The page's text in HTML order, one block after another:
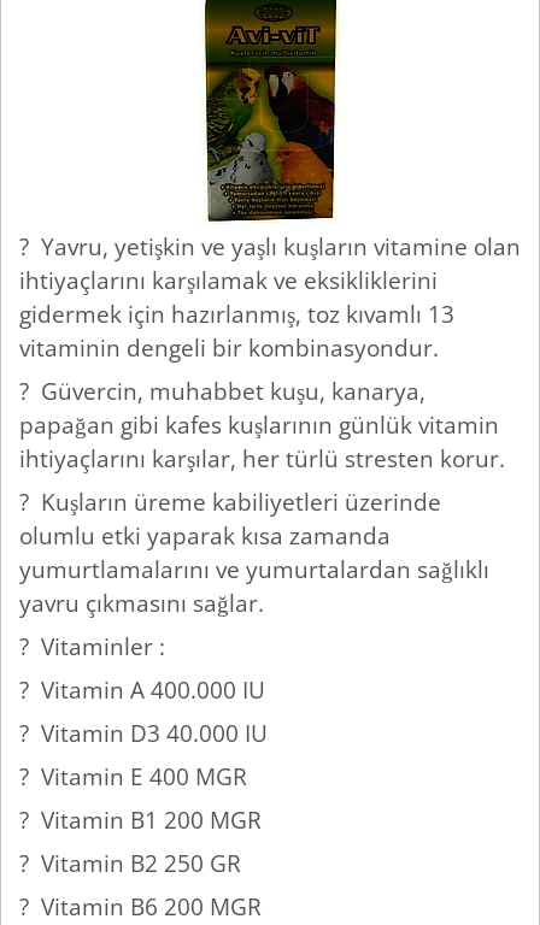
? Yavru, yetişkin ve yaşlı kuşların vitamine olan
ihtiyaçlarını karşılamak ve eksikliklerini
gidermek için hazırlanmış, toz kıvamlı 13
vitaminin dengeli bir kombinasyondur.
? Güvercin, muhabbet kuşu, kanarya,
papağan gibi kafes kuşlarının günlük vitamin
ihtiyaçlarını karşılar, her türlü stresten korur.
? Kuşların üreme kabiliyetleri üzerinde
olumlu etki yaparak kısa zamanda
yumurtlamalarını ve yumurtalardan sağlıklı
yavru çıkmasını sağlar.
? Vitaminler :
? Vitamin A 400.000 IU
? Vitamin D3 40.000 IU
? Vitamin E 400 MGR
? Vitamin B1 200 MGR
? Vitamin B2 250 GR
? Vitamin B6 200 MGR